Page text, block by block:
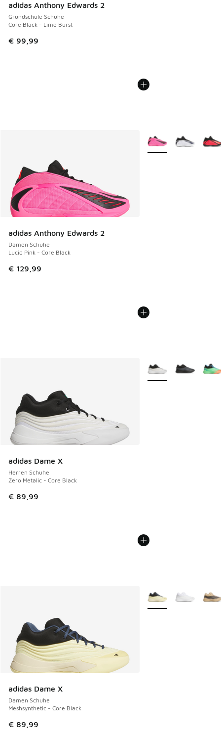
adidas Anthony Edwards 2
Grundschule Schuhe
Core Black - Lime Burst
€ 99,99
adidas Anthony Edwards 2
Damen Schuhe
Lucid Pink - Core Black
€ 129,99
Weitere Farben
adidas Dame X
Herren Schuhe
Zero Metalic - Core Black
€ 89,99
Weitere Farben
adidas Dame X
Damen Schuhe
Meshsynthetic - Core Black
€ 89,99
Weitere Farben